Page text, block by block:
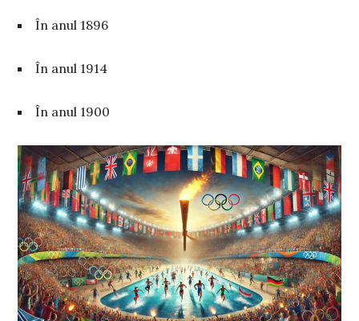
În anul 1896
În anul 1914
În anul 1900